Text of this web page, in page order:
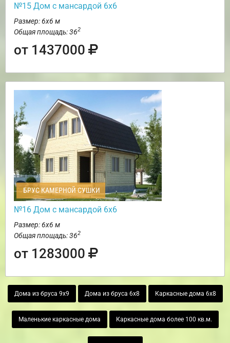
№15 Дом с мансардой 6х6
Размер: 6х6 м
Общая площадь: 362
от 1437000
БРУС КАМЕРНОЙ СУШКИ
№16 Дом с мансардой 6х6
Размер: 6х6 м
Общая площадь: 362
от 1283000
Дома из бруса 9х9 Дома из бруса 6х8 Каркасные дома 6х8
Маленькие каркасные дома Каркасные дома более 100 кв.м.